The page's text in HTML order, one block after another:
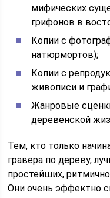
мифических
грифонов в
Копии с
натюрмортов);
Копии с
живописи и
Жанровые
деревенской
Тем, кто только
гравера по дереву,
простейших,
Они очень эффектно